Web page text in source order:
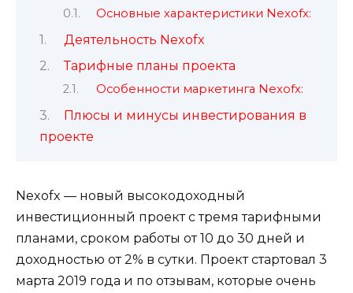
Основные характеристики Nexofx:
Деятельность Nexofx
Тарифные планы проекта
Особенности маркетинга Nexofx:
Плюсы и минусы инвестирования в
проекте
Nexofx — новый высокодоходный
инвестиционный проект с тремя тарифными
планами, сроком работы от 10 до 30 дней и
доходностью от 2% в сутки. Проект стартовал 3
марта 2019 года и по отзывам, которые очень